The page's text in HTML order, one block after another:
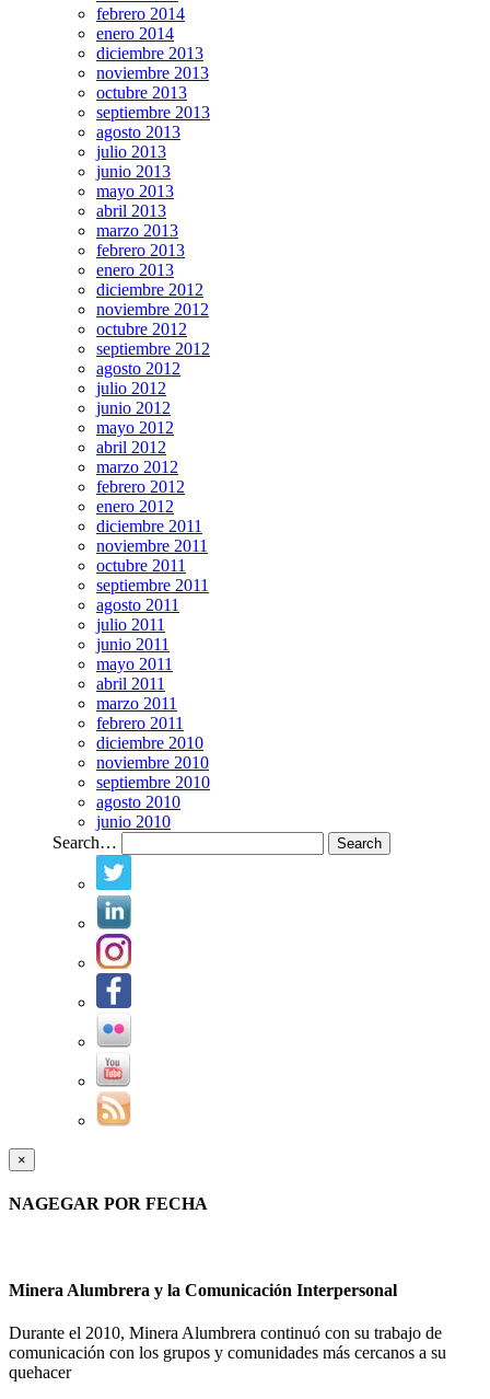
febrero 2014
enero 2014
diciembre 2013
noviembre 2013
octubre 2013
septiembre 2013
agosto 2013
julio 2013
junio 2013
mayo 2013
abril 2013
marzo 2013
febrero 2013
enero 2013
diciembre 2012
noviembre 2012
octubre 2012
septiembre 2012
agosto 2012
julio 2012
junio 2012
mayo 2012
abril 2012
marzo 2012
febrero 2012
enero 2012
diciembre 2011
noviembre 2011
octubre 2011
septiembre 2011
agosto 2011
julio 2011
junio 2011
mayo 2011
abril 2011
marzo 2011
febrero 2011
diciembre 2010
noviembre 2010
septiembre 2010
agosto 2010
junio 2010
Search…
×
NAGEGAR POR FECHA
Minera Alumbrera y la Comunicación Interpersonal
Durante el 2010, Minera Alumbrera continuó con su trabajo de
comunicación con los grupos y comunidades más cercanos a su
quehacer